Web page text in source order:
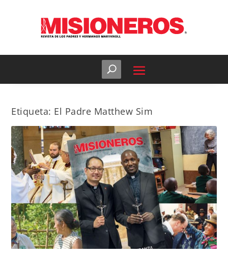
Etiqueta: El Padre Matthew Sim